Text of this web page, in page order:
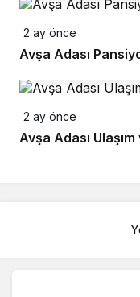
2 ay önce
Avşa Adası
2 ay önce
Avşa Adası